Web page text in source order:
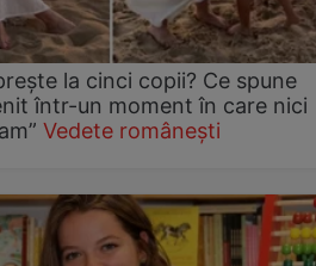
la cinci copii? Ce spune
într-un moment în care nici
Vedete românești